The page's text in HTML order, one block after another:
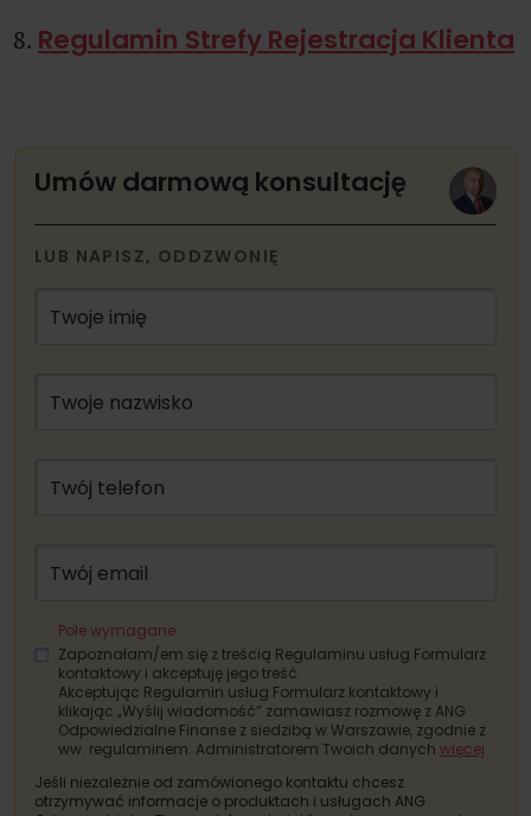
Regulamin Strefy Rejestracja Klienta
Umów darmową konsultację
LUB NAPISZ, ODDZWONIĘ
Twoje imię
Twoje nazwisko
Twój telefon
Twój email
Pole wymagane
Zapoznałam/em się z treścią Regulaminu usług Formularz
kontaktowy i akceptuję jego treść.
Akceptując Regulamin usług Formularz kontaktowy i
klikając „Wyślij wiadomość” zamawiasz rozmowę z ANG
Odpowiedzialne Finanse z siedzibą w Warszawie, zgodnie z
ww. regulaminem. Administratorem Twoich danych więcej
Jeśli niezależnie od zamówionego kontaktu chcesz
otrzymywać informacje o produktach i usługach ANG